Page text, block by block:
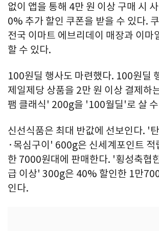
없이 앱을 통해 4만 원 이상 구매 시
0% 추가 할인 쿠폰을 받을 수 있다.
전국 이마트 에브리데이 매장과 이마
할 수 있다.
100원딜 행사도 마련했다. 100원딜
제일제당 상품을 2만 원 이상 결제하
팸 클래식' 200g을 '100월딜'로 살
신선식품은 최대 반값에 선보인다. '
·목심구이' 600g은 신세계포인트 적
한 7000원대에 판매한다. '횡성축협
급 이상' 300g은 40% 할인한 1만
인다.